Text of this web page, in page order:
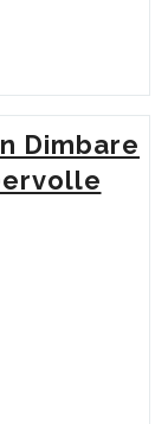
Dimbare